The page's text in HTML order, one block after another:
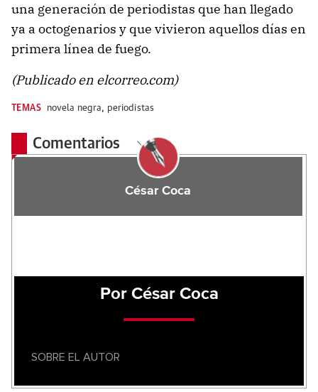
una generación de periodistas que han llegado
ya a octogenarios y que vivieron aquellos días en
primera línea de fuego.
(Publicado en elcorreo.com)
TEMAS novela negra, periodistas
Comentarios
César Coca
Por César Coca
SOBRE EL AUTOR